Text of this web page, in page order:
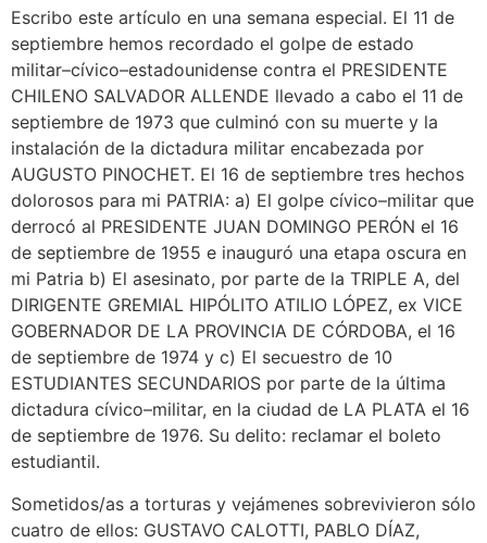
Escribo este artículo en una semana especial. El 11 de
septiembre hemos recordado el golpe de estado
militar–cívico–estadounidense contra el PRESIDENTE
CHILENO SALVADOR ALLENDE llevado a cabo el 11 de
septiembre de 1973 que culminó con su muerte y la
instalación de la dictadura militar encabezada por
AUGUSTO PINOCHET. El 16 de septiembre tres hechos
dolorosos para mi PATRIA: a) El golpe cívico–militar que
derrocó al PRESIDENTE JUAN DOMINGO PERÓN el 16
de septiembre de 1955 e inauguró una etapa oscura en
mi Patria b) El asesinato, por parte de la TRIPLE A, del
DIRIGENTE GREMIAL HIPÓLITO ATILIO LÓPEZ, ex VICE
GOBERNADOR DE LA PROVINCIA DE CÓRDOBA, el 16
de septiembre de 1974 y c) El secuestro de 10
ESTUDIANTES SECUNDARIOS por parte de la última
dictadura cívico–militar, en la ciudad de LA PLATA el 16
de septiembre de 1976. Su delito: reclamar el boleto
estudiantil.
Sometidos/as a torturas y vejámenes sobrevivieron sólo
cuatro de ellos: GUSTAVO CALOTTI, PABLO DÍAZ,